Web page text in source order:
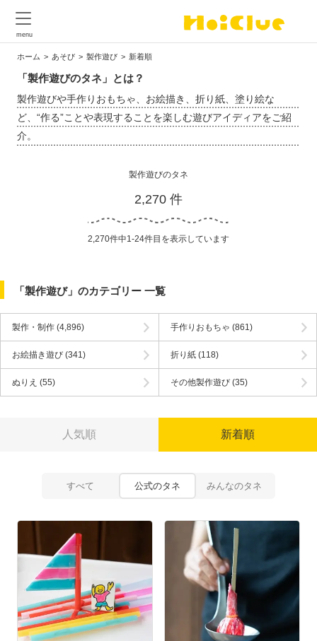
ホーム あそび 製作遊び 新着順
「製作遊びのタネ」とは？
製作遊びや手作りおもちゃ、お絵描き、折り紙、塗り絵な
ど、“作る”ことや表現することを楽しむ遊びアイディアをご紹
介。
製作遊びのタネ
2,270 件
2,270件中1-24件目を表示しています
「製作遊び」のカテゴリー 一覧
製作・制作 (4,896) 手作りおもちゃ (861)
お絵描き遊び (341) 折り紙(118)
ぬりえ (55) その他製作遊び(35)
人気順 新着順
すべて 公式のタネ みんなのタネ